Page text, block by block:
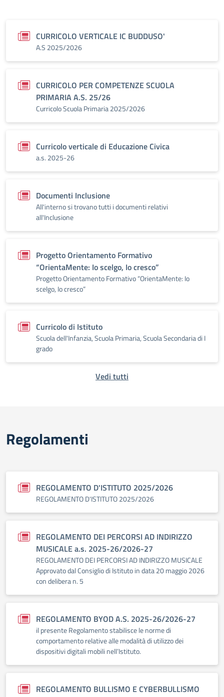
CURRICOLO VERTICALE IC BUDDUSO'
A.S 2025/2026
CURRICOLO PER COMPETENZE SCUOLA
PRIMARIA A.S. 25/26
Curricolo Scuola Primaria 2025/2026
Curricolo verticale di Educazione Civica
a.s. 2025-26
Documenti Inclusione
All'interno si trovano tutti i documenti relativi
all'Inclusione
Progetto Orientamento Formativo
“OrientaMente: Io scelgo, Io cresco”
Progetto Orientamento Formativo “OrientaMente: Io
scelgo, Io cresco”
Curricolo di Istituto
Scuola dell'Infanzia, Scuola Primaria, Scuola Secondaria di I
grado
Vedi tutti
Regolamenti
REGOLAMENTO D'ISTITUTO 2025/2026
REGOLAMENTO D'ISTITUTO 2025/2026
REGOLAMENTO DEI PERCORSI AD INDIRIZZO
MUSICALE a.s. 2025-26/2026-27
REGOLAMENTO DEI PERCORSI AD INDIRIZZO MUSICALE
Approvato dal Consiglio di Istituto in data 20 maggio 2026
con delibera n. 5
REGOLAMENTO BYOD A.S. 2025-26/2026-27
il presente Regolamento stabilisce le norme di
comportamento relative alle modalità di utilizzo dei
dispositivi digitali mobili nell’Istituto.
REGOLAMENTO BULLISMO E CYBERBULLISMO